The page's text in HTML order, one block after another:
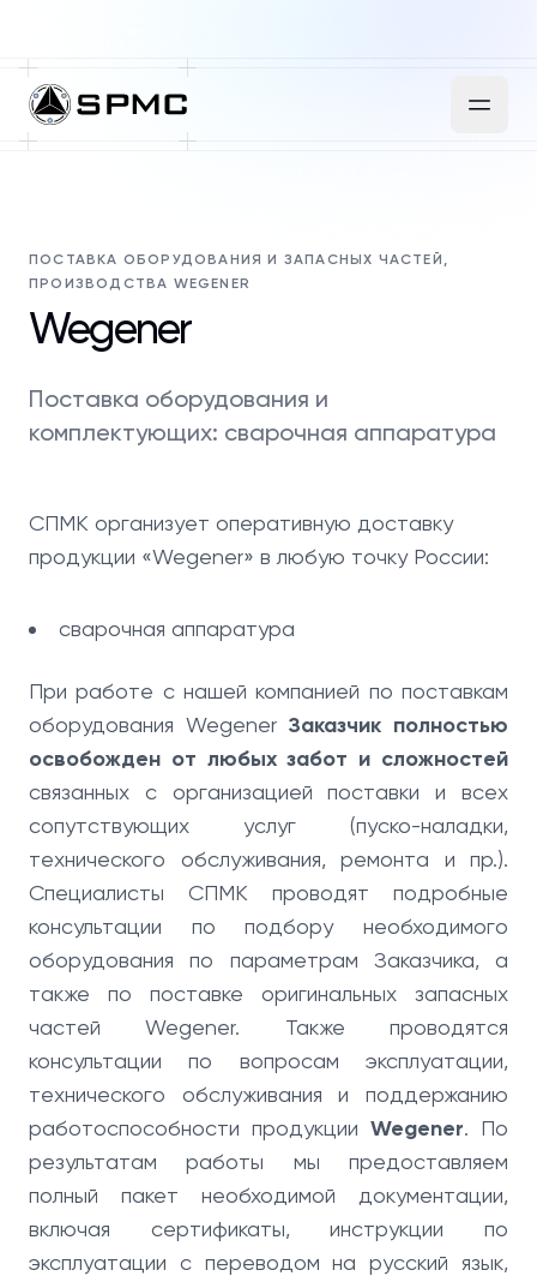
ПОСТАВКА ОБОРУДОВАНИЯ И ЗАПАСНЫХ ЧАСТЕЙ,
ПРОИЗВОДСТВА WEGENER
Wegener
Поставка оборудования и
комплектующих: сварочная аппаратура
СПМК организует оперативную доставку
продукции «Wegener» в любую точку России:
сварочная аппаратура
При работе с нашей компанией по поставкам
оборудования Wegener Заказчик полностью
освобожден от любых забот и сложностей
связанных с организацией поставки и всех
сопутствующих услуг (пуско-наладки,
технического обслуживания, ремонта и пр.).
Специалисты СПМК проводят подробные
консультации по подбору необходимого
оборудования по параметрам Заказчика, а
также по поставке оригинальных запасных
частей Wegener. Также проводятся
консультации по вопросам эксплуатации,
технического обслуживания и поддержанию
работоспособности продукции Wegener. По
результатам работы мы предоставляем
полный пакет необходимой документации,
включая сертификаты, инструкции по
эксплуатации с переводом на русский язык,